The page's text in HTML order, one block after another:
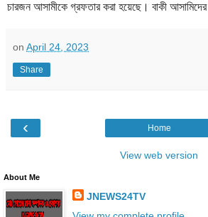
চারজন আসামীকে গ্রফতার করা হয়েছে। বাকী আসামিদের
on April 24, 2023
Share
‹ Home
View web version
About Me
JNEWS24TV